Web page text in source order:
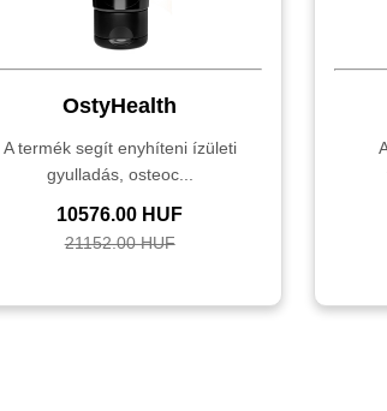
OstyHealth
A termék segít enyhíteni ízületi
gyulladás, osteoc...
10576.00 HUF
21152.00 HUF